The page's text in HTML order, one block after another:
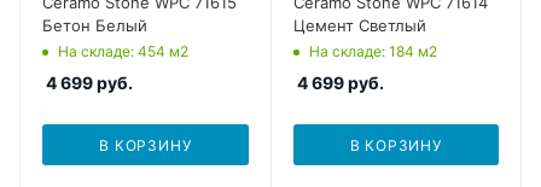
Бетон Белый
На складе: 454 м2
4 699руб.
В КОРЗИНУ
Цемент Светлый
На складе: 184 м2
4 699руб.
В КОРЗИНУ